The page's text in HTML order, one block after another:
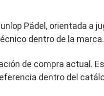
Pádel, orientada a
dentro de la marca.
de compra actual.
dentro del